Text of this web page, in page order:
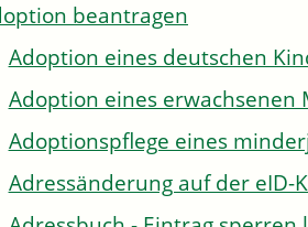
beantragen
Adoption eines deutschen
Adoption eines erwachsenen
Adoptionspflege eines
Adressänderung auf der eID-